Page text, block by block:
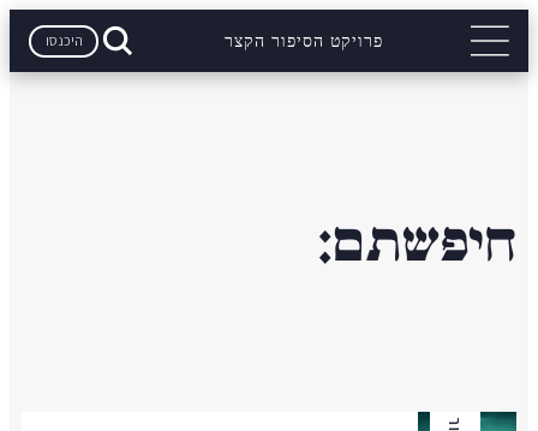
פרויקט הסיפור הקצר היכנסו
חיפשתם: